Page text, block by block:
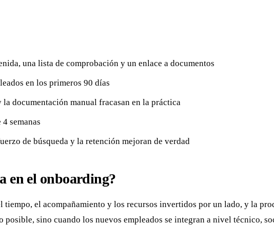
una lista de comprobación y un enlace a documentos
en los primeros 90 días
documentación manual fracasan en la práctica
semanas
de búsqueda y la retención mejoran de verdad
en el onboarding?
el acompañamiento y los recursos invertidos por un lado, y la
sino cuando los nuevos empleados se integran a nivel técnico,